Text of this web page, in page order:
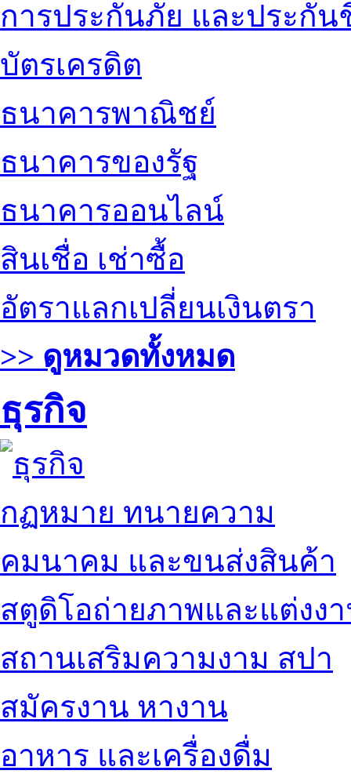
การประกันภัย และประกัน
บัตรเครดิต
ธนาคารพาณิชย์
ธนาคารของรัฐ
ธนาคารออนไลน์
สินเชื่อ เช่าซื้อ
อัตราแลกเปลี่ยนเงินตรา
>> ดูหมวดทั้งหมด
ธุรกิจ
กฏหมาย ทนายความ
คมนาคม และขนส่งสินค้า
สตูดิโอถ่ายภาพและแต่งง
สถานเสริมความงาม สปา
สมัครงาน หางาน
อาหาร และเครื่องดื่ม